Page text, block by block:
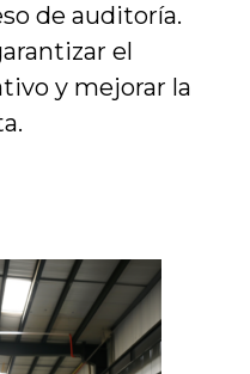
de auditoría.
el
y mejorar la